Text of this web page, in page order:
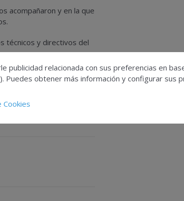
acompañaron y en la que
técnicos y directivos del
relacionada con sus preferencias en
obtener más información y configurar sus
Cookies